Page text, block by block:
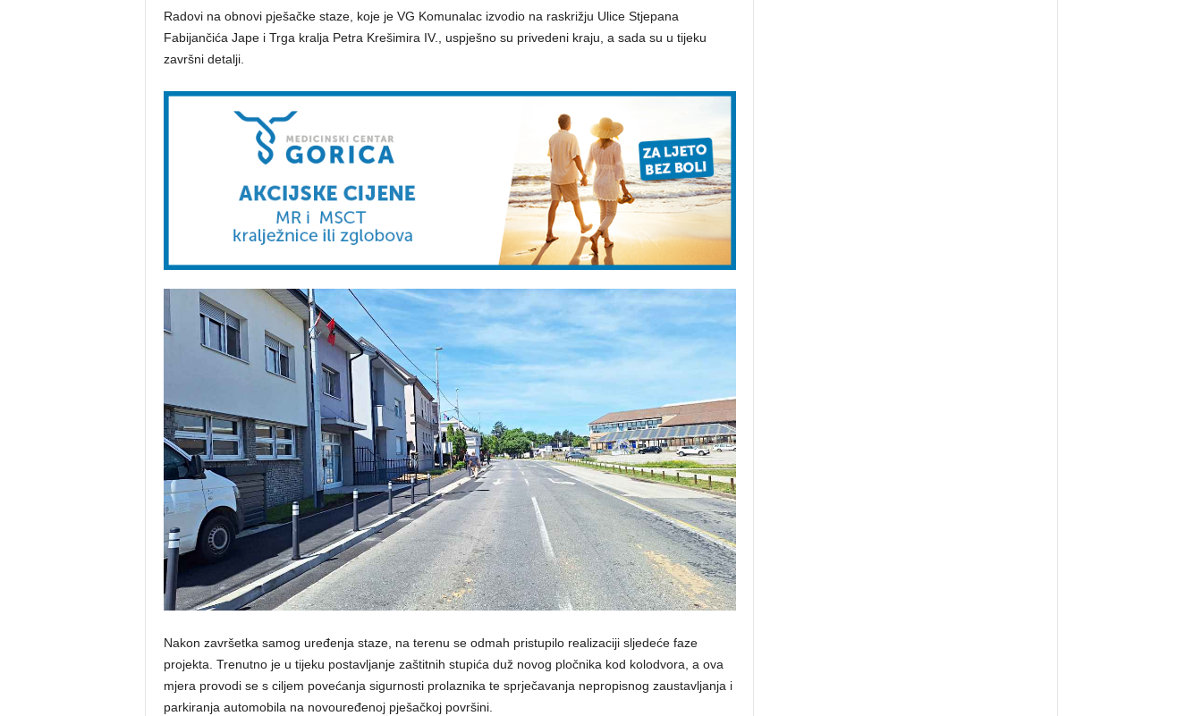
Radovi na obnovi pješačke staze, koje je VG Komunalac izvodio na raskrižju Ulice Stjepana
Fabijančića Jape i Trga kralja Petra Krešimira IV., uspješno su privedeni kraju, a sada su u tijeku
završni detalji.
Nakon završetka samog uređenja staze, na terenu se odmah pristupilo realizaciji sljedeće faze
projekta. Trenutno je u tijeku postavljanje zaštitnih stupića duž novog pločnika kod kolodvora, a ova
mjera provodi se s ciljem povećanja sigurnosti prolaznika te sprječavanja nepropisnog zaustavljanja i
parkiranja automobila na novouređenoj pješačkoj površini.